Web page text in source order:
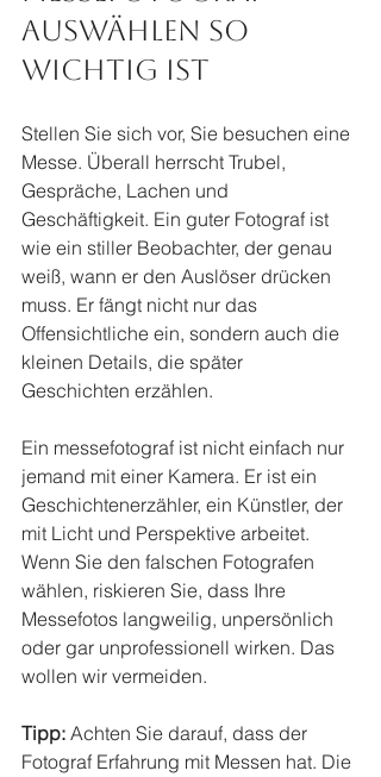
auswählen so
wichtig ist
Stellen Sie sich vor, Sie besuchen eine
Messe. Überall herrscht Trubel,
Gespräche, Lachen und
Geschäftigkeit. Ein guter Fotograf ist
wie ein stiller Beobachter, der genau
weiß, wann er den Auslöser drücken
muss. Er fängt nicht nur das
Offensichtliche ein, sondern auch die
kleinen Details, die später
Geschichten erzählen.
Ein messefotograf ist nicht einfach nur
jemand mit einer Kamera. Er ist ein
Geschichtenerzähler, ein Künstler, der
mit Licht und Perspektive arbeitet.
Wenn Sie den falschen Fotografen
wählen, riskieren Sie, dass Ihre
Messefotos langweilig, unpersönlich
oder gar unprofessionell wirken. Das
wollen wir vermeiden.
Tipp: Achten Sie darauf, dass der
Fotograf Erfahrung mit Messen hat. Die